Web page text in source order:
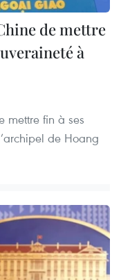
de mettre
à
mettre fin à ses
de Hoang